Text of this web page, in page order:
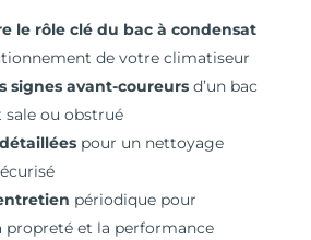
le rôle clé du bac à condensat
de votre climatiseur
signes avant-coureursd’un bac
sale ou obstrué
pour un nettoyage
périodique pour
propreté et la performance